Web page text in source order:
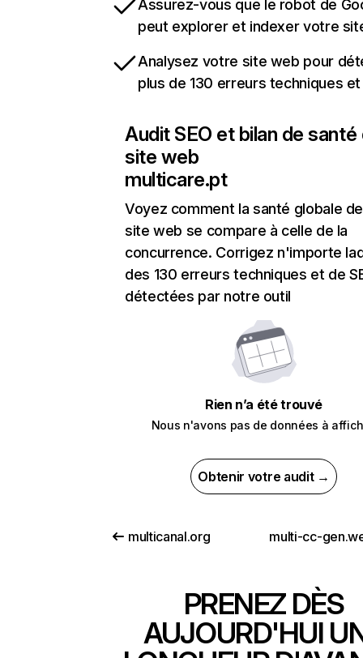
Assurez-vous que le robot de
peut explorer et indexer votre
Analysez votre site web pour
plus de 130 erreurs techniques et
Audit SEO et bilan de santé
site web
multicare.pt
Voyez comment la santé globale
site web se compare à celle de la
concurrence. Corrigez n'importe
des 130 erreurs techniques et de
détectées par notre outil
Rien n’a été trouvé
Nous n'avons pas de données à
Obtenir votre audit →
multicanal.org multi-cc-
PRENEZ DÈS
AUJOURD'HUI